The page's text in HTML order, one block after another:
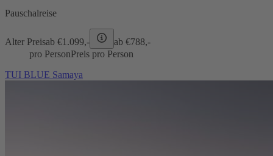
Pauschalreise
Alter Preisab €1.099,- ab €788,-
pro PersonPreis pro Person
TUI BLUE Samaya